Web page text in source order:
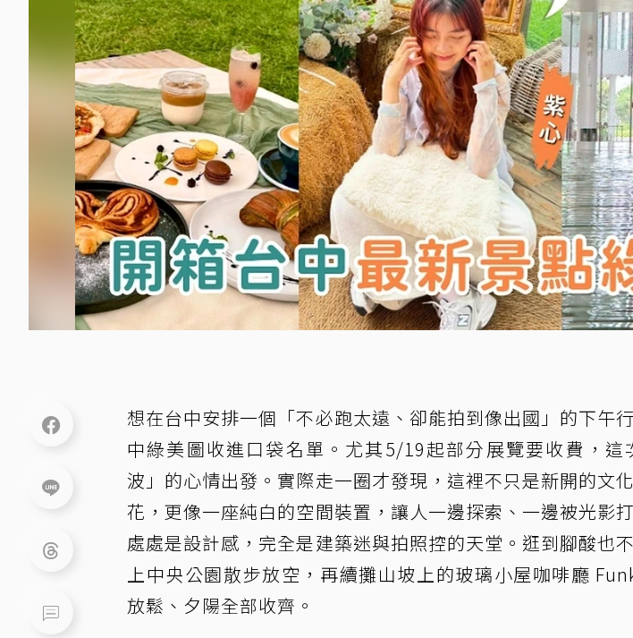
想在台中安排一個「不必跑太遠、卻能拍到像出國」的下午
中綠美圖收進口袋名單。尤其5/19起部分展覽要收費，這
波」的心情出發。實際走一圈才發現，這裡不只是新開的文
花，更像一座純白的空間裝置，讓人一邊探索、一邊被光影
處處是設計感，完全是建築迷與拍照控的天堂。逛到腳酸也
上中央公園散步放空，再續攤山坡上的玻璃小屋咖啡廳
放鬆、夕陽全部收齊。